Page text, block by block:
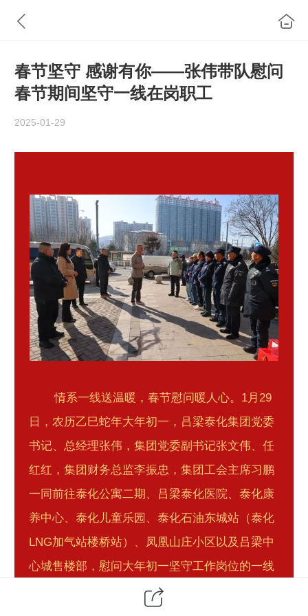
春节坚守 感谢有你——张伟带队慰问
春节期间坚守一线在岗职工
2025-01-29
情系一线送温暖，春节慰问暖人心。1月29
日，农历乙巳蛇年大年初一，吕梁泰化集团党委
书记、总经理张伟，集团党委副书记张文伟、任
红红，集团财务总监李振忠，集团工会主席习鹏
一同前往泰化公寓二期、吕梁泰化医院、泰化康
养中心、泰化儿童乐园、泰化石油东城站（泰化
LNG加气站楼桥站）、凤凰山庄小区以及吕梁中
心城售楼部，慰问大年初一坚守工作岗位的一线
职工，向他们送上慰问品，并致以新春问候和美